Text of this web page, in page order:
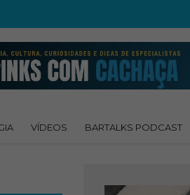
VÍDEOS BARTALKS PODCAST